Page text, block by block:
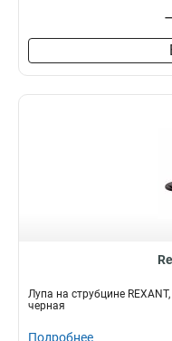
Лупа на струбцине
черная
Подробнее